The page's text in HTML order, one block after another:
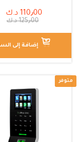
110٫00 د.ك
125٫00 د.ك
إضافة إلى